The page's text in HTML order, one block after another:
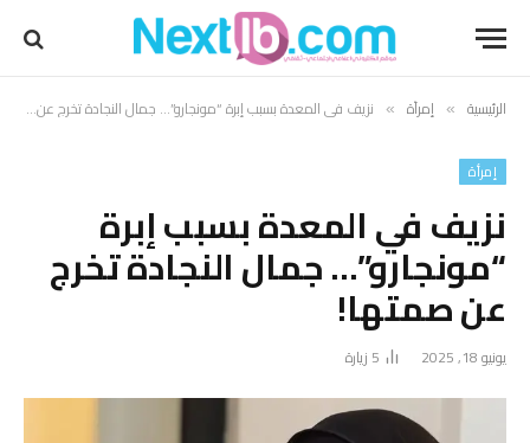
الرئيسية » إمرأة » نزيف في المعدة بسبب إبرة “مونجارو”… جمال النجادة تخرج عن صمتها!
إمرأة
نزيف في المعدة بسبب إبرة
“مونجارو”… جمال النجادة تخرج
عن صمتها!
يونيو 18, 2025 5 زيارة